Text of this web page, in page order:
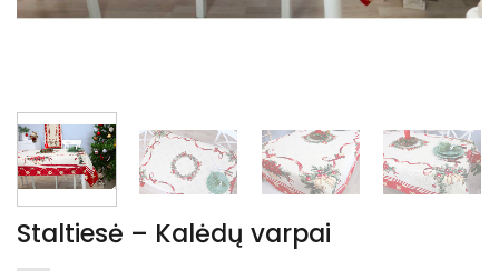
Staltiesė – Kalėdų varpai